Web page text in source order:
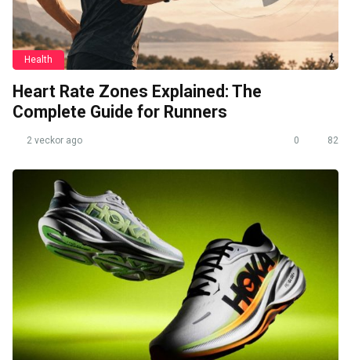
Health
Heart Rate Zones Explained: The
Complete Guide for Runners
2 veckor ago 0 82